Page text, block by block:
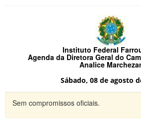
Instituto Federal
Agenda da Diretora Geral do
Analice
Sábado, 08 de agosto
Sem compromissos oficiais.